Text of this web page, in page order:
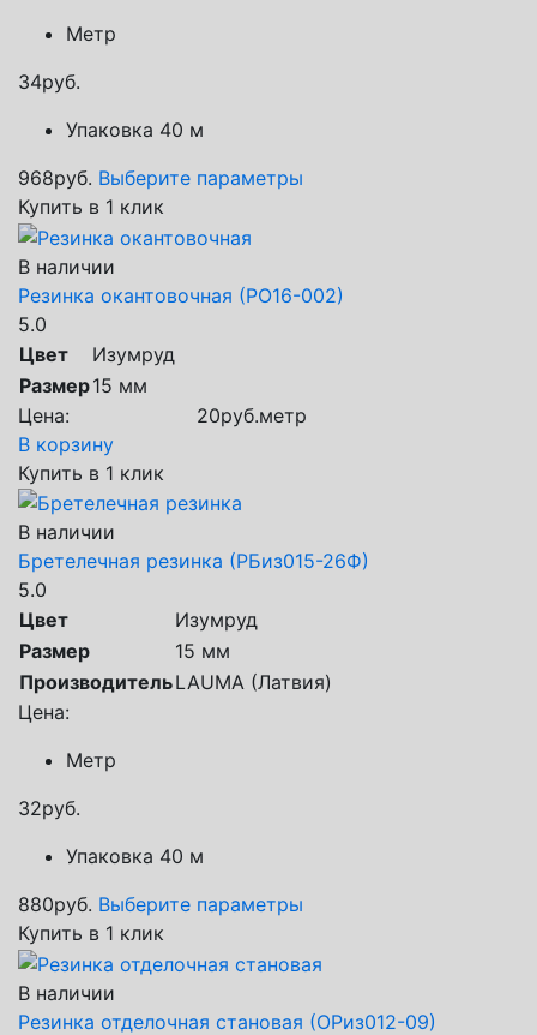
Метр
34руб.
Упаковка 40 м
968руб. Выберите параметры
Купить в 1 клик
В наличии
Резинка окантовочная (РО16-002)
5.0
Цвет
Изумруд
Размер15 мм
Цена:
20руб.метр
В корзину
Купить в 1 клик
В наличии
Бретелечная резинка (РБиз015-26Ф)
5.0
Цвет
Изумруд
Размер
15 мм
ПроизводительLAUMA (Латвия)
Цена:
Метр
32руб.
Упаковка 40 м
880руб. Выберите параметры
Купить в 1 клик
В наличии
Резинка отделочная становая (ОРиз012-09)